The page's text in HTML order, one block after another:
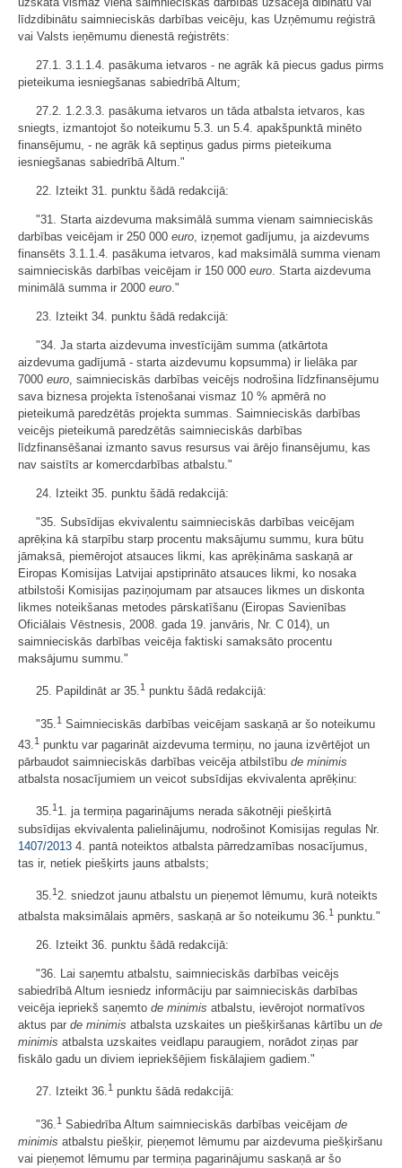
līdzdibinātu saimnieciskās darbības veicēju, kas Uzņēmumu reģistrā
vai Valsts ieņēmumu dienestā reģistrēts:
27.1. 3.1.1.4. pasākuma ietvaros - ne agrāk kā piecus gadus pirms
pieteikuma iesniegšanas sabiedrībā Altum;
27.2. 1.2.3.3. pasākuma ietvaros un tāda atbalsta ietvaros, kas
sniegts, izmantojot šo noteikumu 5.3. un 5.4. apakšpunktā minēto
finansējumu, - ne agrāk kā septiņus gadus pirms pieteikuma
iesniegšanas sabiedrībā Altum."
22. Izteikt 31. punktu šādā redakcijā:
"31. Starta aizdevuma maksimālā summa vienam saimnieciskās
darbības veicējam ir 250 000 euro, izņemot gadījumu, ja aizdevums
finansēts 3.1.1.4. pasākuma ietvaros, kad maksimālā summa vienam
saimnieciskās darbības veicējam ir 150 000 euro. Starta aizdevuma
minimālā summa ir 2000 euro."
23. Izteikt 34. punktu šādā redakcijā:
"34. Ja starta aizdevuma investīcijām summa (atkārtota
aizdevuma gadījumā - starta aizdevumu kopsumma) ir lielāka par
7000 euro, saimnieciskās darbības veicējs nodrošina līdzfinansējumu
sava biznesa projekta īstenošanai vismaz 10 % apmērā no
pieteikumā paredzētās projekta summas. Saimnieciskās darbības
veicējs pieteikumā paredzētās saimnieciskās darbības
līdzfinansēšanai izmanto savus resursus vai ārējo finansējumu, kas
nav saistīts ar komercdarbības atbalstu."
24. Izteikt 35. punktu šādā redakcijā:
"35. Subsīdijas ekvivalentu saimnieciskās darbības veicējam
aprēķina kā starpību starp procentu maksājumu summu, kura būtu
jāmaksā, piemērojot atsauces likmi, kas aprēķināma saskaņā ar
Eiropas Komisijas Latvijai apstiprināto atsauces likmi, ko nosaka
atbilstoši Komisijas paziņojumam par atsauces likmes un diskonta
likmes noteikšanas metodes pārskatīšanu (Eiropas Savienības
Oficiālais Vēstnesis, 2008. gada 19. janvāris, Nr. C 014), un
saimnieciskās darbības veicēja faktiski samaksāto procentu
maksājumu summu."
25. Papildināt ar 35.1 punktu šādā redakcijā:
"35. 1 Saimnieciskās darbības veicējam saskaņā ar šo noteikumu
43.1 punktu var pagarināt aizdevuma termiņu, no jauna izvērtējot un
pārbaudot saimnieciskās darbības veicēja atbilstību de minimis
atbalsta nosacījumiem un veicot subsīdijas ekvivalenta aprēķinu:
35.1 1. ja termiņa pagarinājums nerada sākotnēji piešķirtā
subsīdijas ekvivalenta palielinājumu, nodrošinot Komisijas regulas Nr.
1407/2013 4. pantā noteiktos atbalsta pārredzamības nosacījumus,
tas ir, netiek piešķirts jauns atbalsts;
35. 1 2. sniedzot jaunu atbalstu un pieņemot lēmumu, kurā noteikts
atbalsta maksimālais apmērs, saskaņā ar šo noteikumu 36.1 punktu."
26. Izteikt 36. punktu šādā redakcijā:
"36. Lai saņemtu atbalstu, saimnieciskās darbības veicējs
sabiedrībā Altum iesniedz informāciju par saimnieciskās darbības
veicēja iepriekš saņemto de minimis atbalstu, ievērojot normatīvos
aktus par de minimis atbalsta uzskaites un piešķiršanas kārtību un de
minimis atbalsta uzskaites veidlapu paraugiem, norādot ziņas par
fiskālo gadu un diviem iepriekšējiem fiskālajiem gadiem."
27. Izteikt 36.1 punktu šādā redakcijā:
"36. 1 Sabiedrība Altum saimnieciskās darbības veicējam de
minimis atbalstu piešķir, pieņemot lēmumu par aizdevuma piešķiršanu
vai pieņemot lēmumu par termiņa pagarinājumu saskaņā ar šo